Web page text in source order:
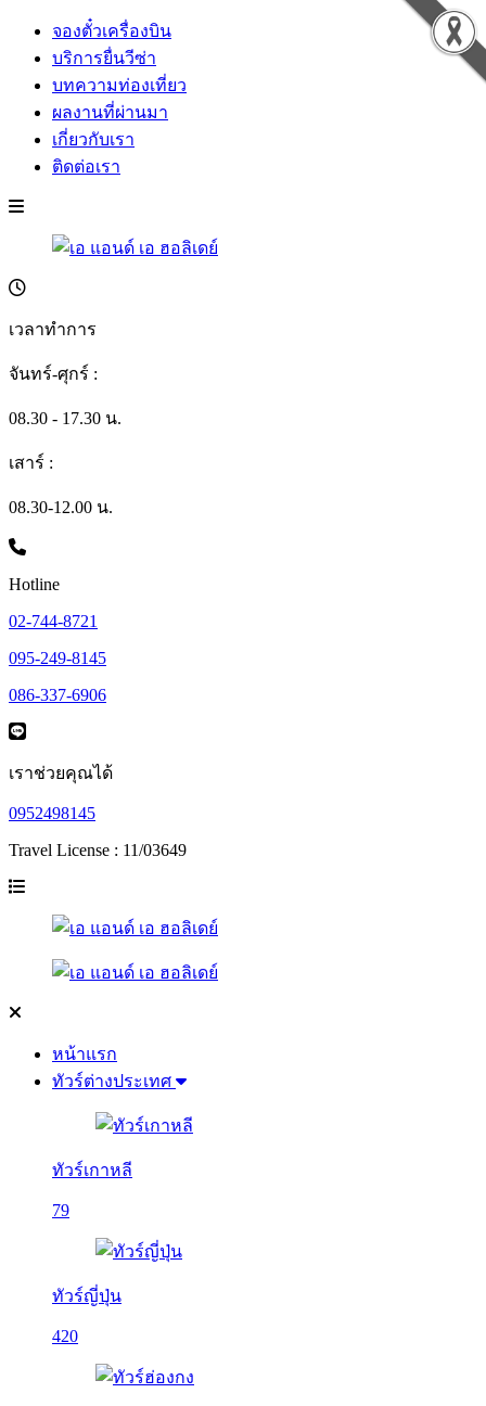
จองตั๋วเครื่องบิน
บริการยื่นวีซ่า
บทความท่องเที่ยว
ผลงานที่ผ่านมา
เกี่ยวกับเรา
ติดต่อเรา
เวลาทำการ
จันทร์-ศุกร์ :
08.30 - 17.30 น.
เสาร์ :
08.30-12.00 น.
Hotline
02-744-8721
095-249-8145
086-337-6906
เราช่วยคุณได้
0952498145
Travel License : 11/03649
หน้าแรก
ทัวร์ต่างประเทศ
ทัวร์เกาหลี
79
ทัวร์ญี่ปุ่น
420